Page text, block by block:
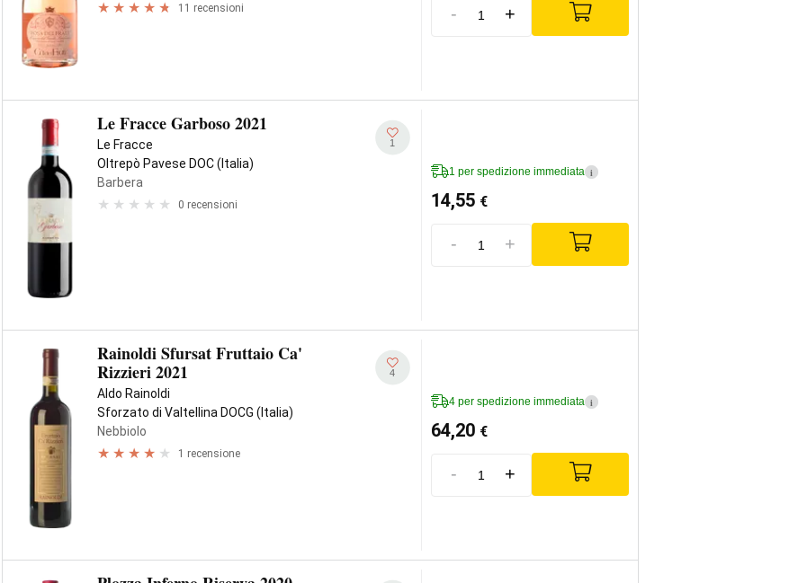
11 recensioni - +
Le Fracce Garboso 2021
Le Fracce
Oltrepò Pavese DOC (Italia)
Barbera
0 recensioni
1
1 per spedizione immediata i
14,55 €
- +
Rainoldi Sfursat Fruttaio Ca'
Rizzieri 2021
Aldo Rainoldi
Sforzato di Valtellina DOCG (Italia)
Nebbiolo
1 recensione
4
4 per spedizione immediata i
64,20 €
- +